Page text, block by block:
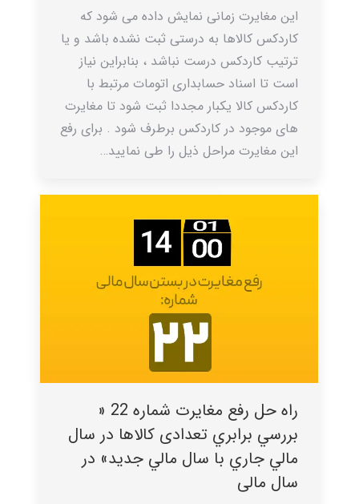
این مغایرت زمانی نمایش داده می شود که
کاردکس کالاها به درستی ثبت نشده باشد و یا
ترتیب کاردکس درست نباشد ، بنابراین نیاز
است تا اسناد حسابداری اتومات مرتبط با
کاردکس کالا یکبار مجددا ثبت شود تا مغایرت
های موجود در کاردکس برطرف شود . برای رفع
این مغایرت مراحل ذیل را طی نمایید…
راه حل رفع مغایرت شماره 22 «
بررسي برابري تعدادی کالاها در سال
مالي جاري با سال مالي جديد» در
سال مالی